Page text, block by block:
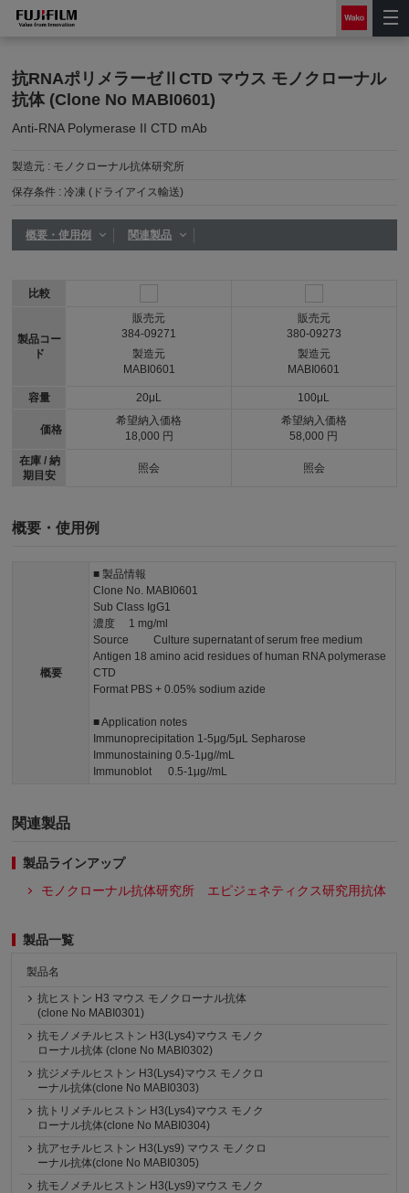
抗RNAポリメラーゼⅡCTD マウス モノクローナル
抗体 (Clone No MABI0601)
Anti-RNA Polymerase II CTD mAb
製造元 : モノクローナル抗体研究所
保存条件 :冷凍 (ドライアイス輸送)
概要・使用例 関連製品
比較
製品コー
ド
容量
価格
在庫 / 納
期目安
販売元
384-09271
製造元
MABI0601
20μL
希望納入価格
18,000 円
照会
販売元
380-09273
製造元
MABI0601
100μL
希望納入価格
58,000 円
照会
概要・使用例
概要
■ 製品情報
Clone No. MABI0601
Sub Class IgG1
濃度 1 mg/ml
Source Culture supernatant of serum free medium
Antigen 18 amino acid residues of human RNA polymerase
CTD
Format PBS + 0.05% sodium azide
■ Application notes
Immunoprecipitation 1-5μg/5μL Sepharose
Immunostaining 0.5-1μg//mL
Immunoblot 0.5-1μg//mL
関連製品
製品ラインアップ
モノクローナル抗体研究所 エピジェネティクス研究用抗体
製品一覧
製品名
抗ヒストン H3 マウス モノクローナル抗体
(clone No MABI0301)
抗モノメチルヒストン H3(Lys4)マウス モノク
ローナル抗体 (clone No MABI0302)
抗ジメチルヒストン H3(Lys4)マウス モノクロ
ーナル抗体(clone No MABI0303)
抗トリメチルヒストン H3(Lys4)マウス モノク
ローナル抗体(clone No MABI0304)
抗アセチルヒストン H3(Lys9) マウス モノクロ
ーナル抗体(clone No MABI0305)
抗モノメチルヒストン H3(Lys9)マウス モノク